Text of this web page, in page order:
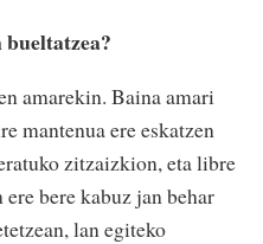
amarekin. Baina amari
mantenua ere eskatzen
zitzaizkion, eta libre
bere kabuz jan behar
lan egiteko